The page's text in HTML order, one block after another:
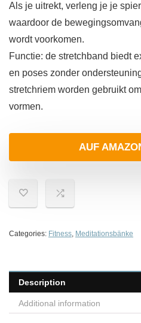
Als je uitrekt, verleng je je
waardoor de
wordt voorkomen.
Functie: de stretchband biedt
en poses zonder
stretchriem worden gebruikt
vormen.
AUF
Categories: Fitness, Meditationsbänke
Description
Additional information